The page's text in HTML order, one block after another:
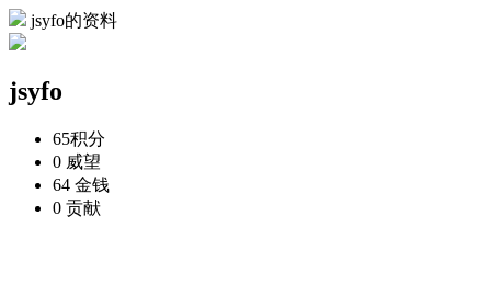
jsyfo的资料
jsyfo
65积分
0 威望
64 金钱
0 贡献